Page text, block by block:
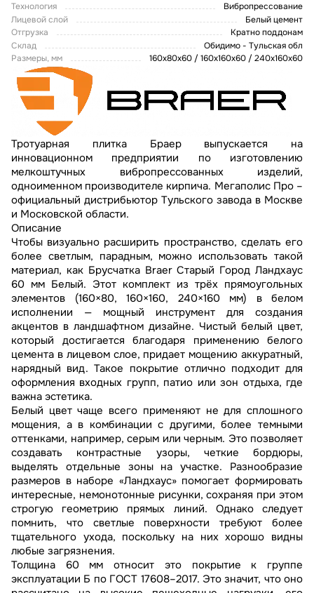
Технология
Вибропрессование
Лицевой слой
Белый цемент
Отгрузка
Кратно поддонам
Склад
Обидимо - Тульская обл
Размеры, мм
160х80х60 / 160х160х60 / 240х160х60
Тротуарная плитка Браер выпускается на
инновационном предприятии по изготовлению
мелкоштучных вибропрессованных изделий,
одноименном производителе кирпича. Мегаполис Про –
официальный дистрибьютор Тульского завода в Москве
и Московской области.
Описание
Чтобы визуально расширить пространство, сделать его
более светлым, парадным, можно использовать такой
материал, как Брусчатка Braer Старый Город Ландхаус
60 мм Белый. Этот комплект из трёх прямоугольных
элементов (160×80, 160×160, 240×160 мм) в белом
исполнении — мощный инструмент для создания
акцентов в ландшафтном дизайне. Чистый белый цвет,
который достигается благодаря применению белого
цемента в лицевом слое, придает мощению аккуратный,
нарядный вид. Такое покрытие отлично подходит для
оформления входных групп, патио или зон отдыха, где
важна эстетика.
Белый цвет чаще всего применяют не для сплошного
мощения, а в комбинации с другими, более темными
оттенками, например, серым или черным. Это позволяет
создавать контрастные узоры, четкие бордюры,
выделять отдельные зоны на участке. Разнообразие
размеров в наборе «Ландхаус» помогает формировать
интересные, немонотонные рисунки, сохраняя при этом
строгую геометрию прямых линий. Однако следует
помнить, что светлые поверхности требуют более
тщательного ухода, поскольку на них хорошо видны
любые загрязнения.
Толщина 60 мм относит это покрытие к группе
эксплуатации Б по ГОСТ 17608–2017. Это значит, что оно